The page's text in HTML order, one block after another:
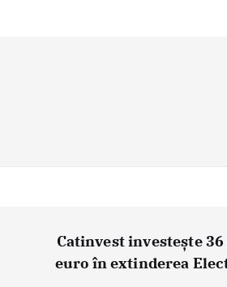
Catinvest investește
euro în extinderea